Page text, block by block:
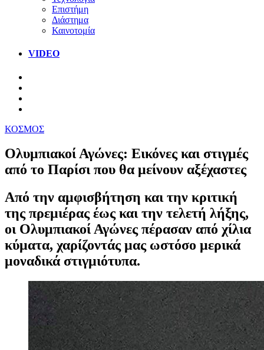
Επιστήμη
Διάστημα
Καινοτομία
VIDEO
ΚΟΣΜΟΣ
Ολυμπιακοί Αγώνες: Εικόνες και στιγμές
από το Παρίσι που θα μείνουν αξέχαστες
Από την αμφισβήτηση και την κριτική
της πρεμιέρας έως και την τελετή λήξης,
οι Ολυμπιακοί Αγώνες πέρασαν από χίλια
κύματα, χαρίζοντάς μας ωστόσο μερικά
μοναδικά στιγμιότυπα.